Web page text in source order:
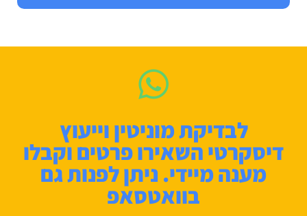
לבדיקת מוניטין וייעוץ
דיסקרטי השאירו פרטים וקבלו
מענה מיידי. ניתן לפנות גם
בוואטסאפ